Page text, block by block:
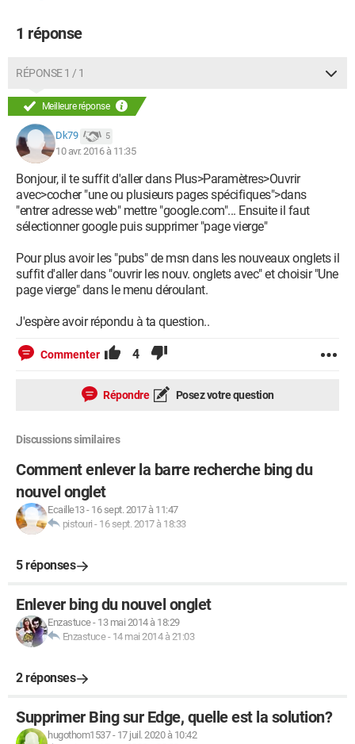
1 réponse
RÉPONSE 1 / 1
Meilleure réponse
Dk79 5
10 avr. 2016 à 11:35
Bonjour, il te suffit d'aller dans Plus>Paramètres>Ouvrir
avec>cocher "une ou plusieurs pages spécifiques">dans
"entrer adresse web" mettre "google.com"... Ensuite il faut
sélectionner google puis supprimer "page vierge"
Pour plus avoir les "pubs" de msn dans les nouveaux onglets il
suffit d'aller dans "ouvrir les nouv. onglets avec" et choisir "Une
page vierge" dans le menu déroulant.
J'espère avoir répondu à ta question..
Commenter 4
Répondre Posez votre question
Discussions similaires
Comment enlever la barre recherche bing du
nouvel onglet
Ecaille13- 16 sept. 2017 à 11:47
pistouri - 16 sept. 2017 à 18:33
5 réponses
Enlever bing du nouvel onglet
Enzastuce- 13 mai 2014 à 18:29
Enzastuce- 14 mai 2014 à 21:03
2 réponses
Supprimer Bing sur Edge, quelle est la solution?
hugothom1537- 17 juil. 2020 à 10:42